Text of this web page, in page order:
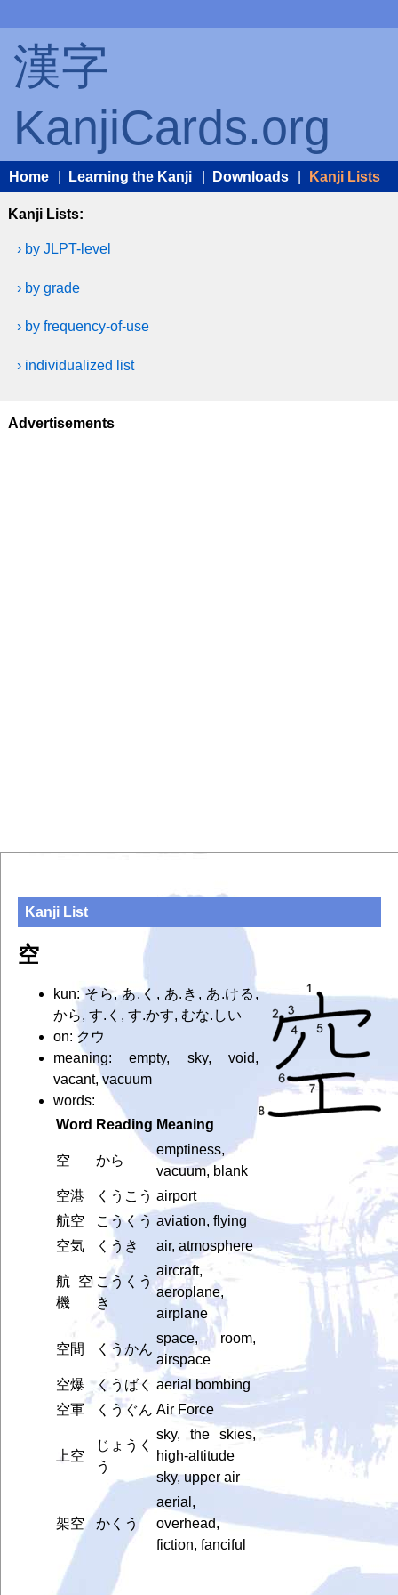
漢字
KanjiCards.org
Home Learning the Kanji Downloads Kanji Lists
Kanji Lists:
› by JLPT-level
› by grade
› by frequency-of-use
› individualized list
Advertisements
Kanji List
空
kun: そら, あ.く, あ.き, あ.ける,
から, す.く, す.かす, むな.しい
on: クウ
meaning: empty, sky, void,
vacant, vacuum
words:
Word Reading Meaning
空 から
emptiness,
vacuum, blank
空港
くうこう airport
航空
こうくう aviation, flying
空気
くうき air, atmosphere
航空
機
こうくう
き
aircraft,
aeroplane,
airplane
空間 くうかん
space, room,
airspace
空爆
くうばく aerial bombing
空軍
くうぐん Air Force
上空
じょうく
う
sky, the skies,
high-altitude
sky, upper air
架空 かくう
aerial,
overhead,
fiction, fanciful